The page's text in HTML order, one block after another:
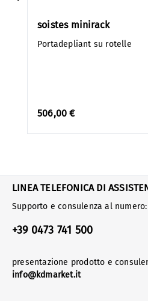
soistes minirack
Portadepliant su rotelle
506,00 €
LINEA TELEFONICA DI
Supporto e consulenza al numero:
+39 0473 741 500
presentazione prodotto e
info@kdmarket.it